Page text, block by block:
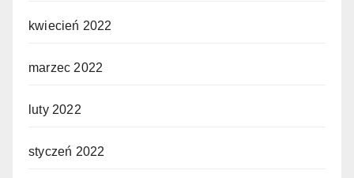
kwiecień 2022
marzec 2022
luty 2022
styczeń 2022